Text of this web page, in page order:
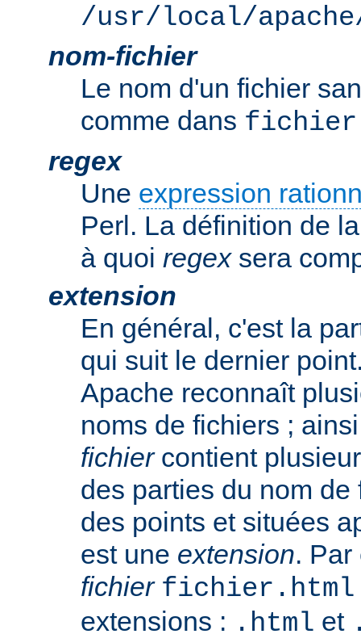
/usr/local/
nom-fichier
Le nom d'un fichier
comme dans
regex
Une expression
Perl. La définition de
à quoi regexsera
extension
En général, c'est la
qui suit le dernier
Apache reconnaît
noms de fichiers ;
fichiercontient
des parties du nom
des points et situées
est une extension.
fichier
extensions : .html et